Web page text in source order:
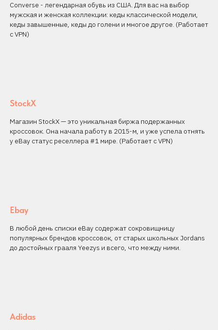
Converse - легендарная обувь из США. Для вас на выбор
мужская и женская коллекции: кеды классической модели,
кеды завышенные, кеды до голени и многое другое. (Работает
с VPN)
StockX
Магазин StockX — это уникальная биржа подержанных
кроссовок. Она начала работу в 2015-м, и уже успела отнять
у eBay статус реселлера #1 мире. (Работает с VPN)
Ebay
В любой день списки eBay содержат сокровищницу
популярных брендов кроссовок, от старых школьных Jordans
до достойных грааля Yeezys и всего, что между ними.
Adidas